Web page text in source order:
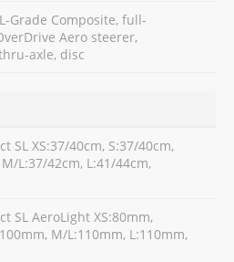
Grade Composite, full-
Aero steerer,
axle, disc
SL XS:37/40cm, S:37/40cm,
L:37/42cm, L:41/44cm,
SL AeroLight XS:80mm,
M/L:110mm, L:110mm,